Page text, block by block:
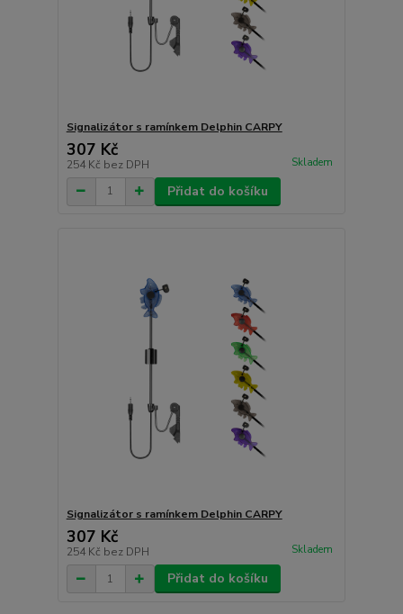
Signalizátor s ramínkem Delphin CARPY
307 Kč
254 Kč bez DPH Skladem
Přidat do košíku
Signalizátor s ramínkem Delphin CARPY
307 Kč
254 Kč bez DPH Skladem
Přidat do košíku